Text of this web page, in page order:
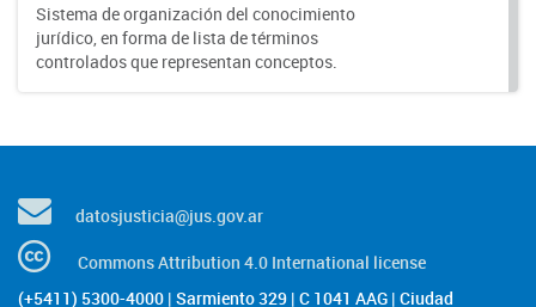
Sistema de organización del conocimiento
jurídico, en forma de lista de términos
controlados que representan conceptos.
datosjusticia@jus.gov.ar
Commons Attribution 4.0 International license
(+5411) 5300-4000 | Sarmiento 329 | C 1041 AAG | Ciudad